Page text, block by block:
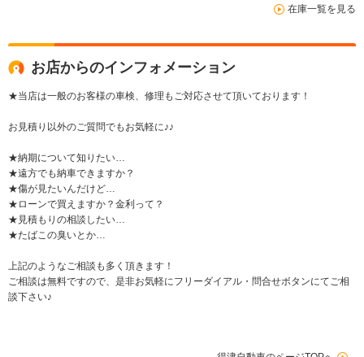
ンサー/盗難防
在庫一覧を見る
お店からのインフォメーション
★当店は一般のお客様の車検、修理もご対応させて頂いております！
お見積り以外のご質問でもお気軽に♪♪
★納期について知りたい…
★遠方でも納車できますか？
★傷が見たいんだけど…
★ローンで買えますか？金利って？
★見積もりの相談したい…
★たばこの臭いとか…
上記のようなご相談も多く頂きます！
ご相談は無料ですので、是非お気軽にフリーダイアル・問合せボタンにてご相
談下さい♪